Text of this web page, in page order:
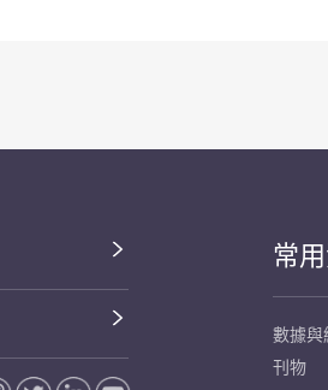
常
數據與
刊物